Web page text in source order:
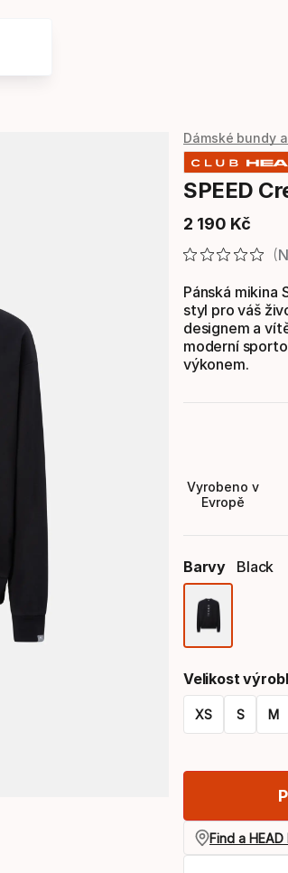
Dámské bundy
SPEED
2 190 Kč
Konečná cena
Pánská mikina
styl pro váš
designem a
moderní
výkonem.
Vyrobeno v
Evropě
Barvy Black
Velikost
XS S M
velikostí
Find a